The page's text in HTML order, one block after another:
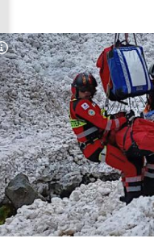
Untermenü
Untermenü
Untermenü
Untermenü
Untermenü
Copyright-Hinweis öffnen/